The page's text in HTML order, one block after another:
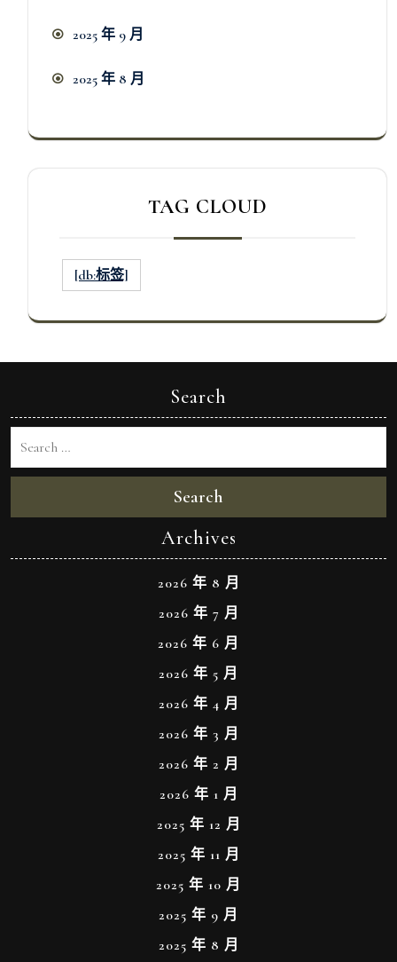
2025 年 9 月
2025 年 8 月
TAG CLOUD
[db:标签]
Search
Search
Archives
2026 年 8 月
2026 年 7 月
2026 年 6 月
2026 年 5 月
2026 年 4 月
2026 年 3 月
2026 年 2 月
2026 年 1 月
2025 年 12 月
2025 年 11 月
2025 年 10 月
2025 年 9 月
2025 年 8 月